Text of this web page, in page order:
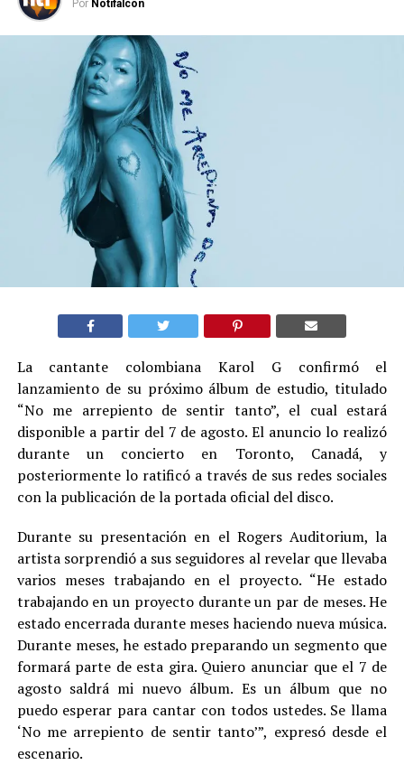
Por Notifalcon
La cantante colombiana Karol G confirmó el
lanzamiento de su próximo álbum de estudio, titulado
“No me arrepiento de sentir tanto”, el cual estará
disponible a partir del 7 de agosto. El anuncio lo realizó
durante un concierto en Toronto, Canadá, y
posteriormente lo ratificó a través de sus redes sociales
con la publicación de la portada oficial del disco.
Durante su presentación en el Rogers Auditorium, la
artista sorprendió a sus seguidores al revelar que llevaba
varios meses trabajando en el proyecto. “He estado
trabajando en un proyecto durante un par de meses. He
estado encerrada durante meses haciendo nueva música.
Durante meses, he estado preparando un segmento que
formará parte de esta gira. Quiero anunciar que el 7 de
agosto saldrá mi nuevo álbum. Es un álbum que no
puedo esperar para cantar con todos ustedes. Se llama
‘No me arrepiento de sentir tanto’”, expresó desde el
escenario.